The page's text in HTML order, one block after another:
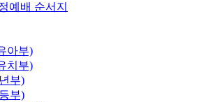
예배 순서지
아부)
치부)
부)
부)